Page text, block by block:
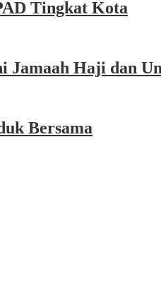
Tingkat Kota
Jamaah Haji dan
Bersama